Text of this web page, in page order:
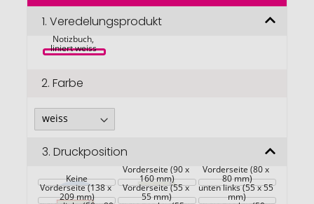
Bildgalerie
1. Veredelungsprodukt
Notizbuch,
liniert weiss
2. Farbe
3. Druckposition
Keine
Vorderseite (90 x
160 mm)
Vorderseite (80 x
80 mm)
Vorderseite (138 x
209 mm)
Vorderseite (55 x
55 mm)
unten links (55 x 55
mm)